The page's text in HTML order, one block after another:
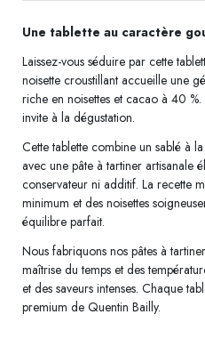
Une tablette au caractère
Laissez-vous séduire par cette
noisette croustillant accueille une
riche en noisettes et cacao à 40
invite à la dégustation.
Cette tablette combine un sablé à
avec une pâte à tartiner artisanale
conservateur ni additif. La recette
minimum et des noisettes
équilibre parfait.
Nous fabriquons nos pâtes à
maîtrise du temps et des
et des saveurs intenses. Chaque
premium de Quentin Bailly.